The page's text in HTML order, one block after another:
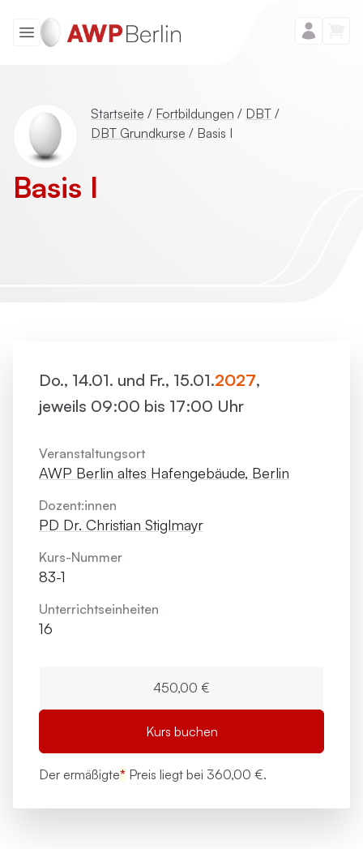
Startseite / Fortbildungen / DBT /
DBT Grundkurse / Basis I
Basis I
Do., 14.01. und Fr., 15.01.2027,
jeweils 09:00 bis 17:00 Uhr
Veranstaltungsort
AWP Berlin altes Hafengebäude, Berlin
Dozent:innen
PD Dr. Christian Stiglmayr
Kurs-Nummer
83-1
Unterrichts­einheiten
16
450,00 €
Kurs buchen
Der ermäßigte* Preis liegt bei 360,00 €.